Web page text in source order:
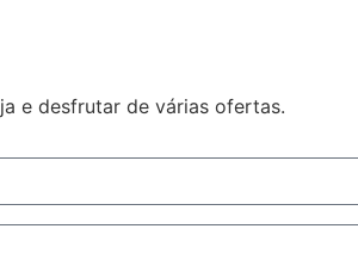
e desfrutar de várias ofertas.